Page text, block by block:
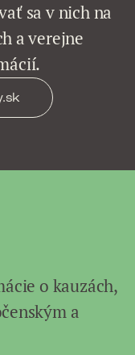
sa v nich na
a verejne
o kauzách,
a